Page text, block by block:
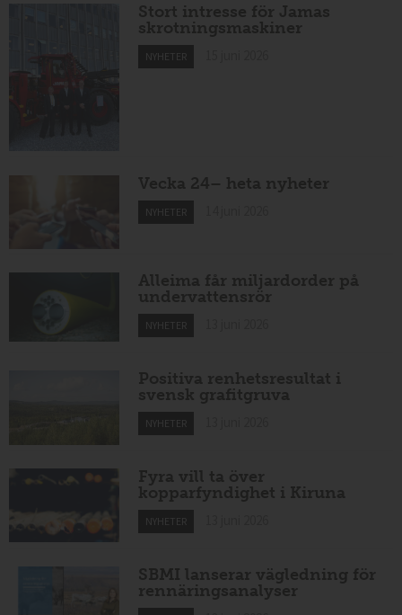
Stort intresse för Jamas
skrotningsmaskiner
NYHETER
Vecka 24– heta nyheter
NYHETER
Alleima får miljardorder på
undervattensrör
NYHETER
Positiva renhetsresultat i
svensk grafitgruva
NYHETER
Fyra vill ta över
kopparfyndighet i Kiruna
NYHETER
SBMI lanserar vägledning för
rennäringsanalyser